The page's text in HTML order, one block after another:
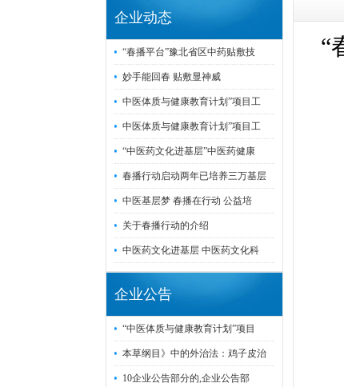
企业动态
“春播平台”豫北省区中药贴敷技
妙手能回春 贴敷显神威
中医体质与健康教育计划”项目工
中医体质与健康教育计划”项目工
“中医药文化进基层”中医药健康
春播行动启动两年已培养三万基层
中医基层梦 春播在行动 公益培
关于春播行动的介绍
中医药文化进基层 中医药文化科
企业公告
“中医体质与健康教育计划”项目
本草纲目》中的外治法：鸡子皮治
10企业公告部分的,企业公告部
“